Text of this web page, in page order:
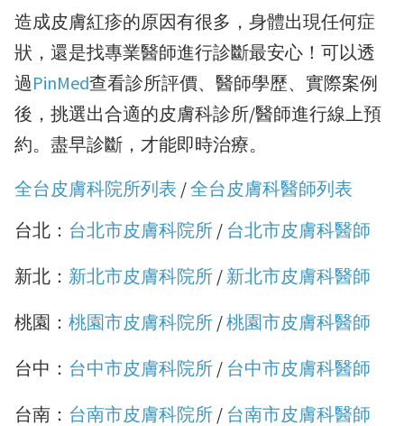
造成皮膚紅疹的原因有很多，身體出現任何症
狀，還是找專業醫師進行診斷最安心！可以透
過PinMed查看診所評價、醫師學歷、實際案例
後，挑選出合適的皮膚科診所/醫師進行線上預
約。盡早診斷，才能即時治療。
全台皮膚科院所列表 /全台皮膚科醫師列表
台北： 台北市皮膚科院所 / 台北市皮膚科醫師
新北： 新北市皮膚科院所 / 新北市皮膚科醫師
桃園： 桃園市皮膚科院所 /桃園市皮膚科醫師
台中： 台中市皮膚科院所 / 台中市皮膚科醫師
台南： 台南市皮膚科院所 / 台南市皮膚科醫師